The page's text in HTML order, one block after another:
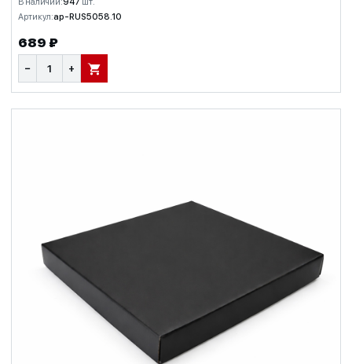
В наличии:947 шт.
Артикул:ap-RUS5058.10
689 ₽
− + В КОРЗИНУ